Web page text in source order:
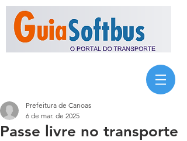
Passe livre no transporte
Prefeitura de Canoas
6 de mar. de 2025